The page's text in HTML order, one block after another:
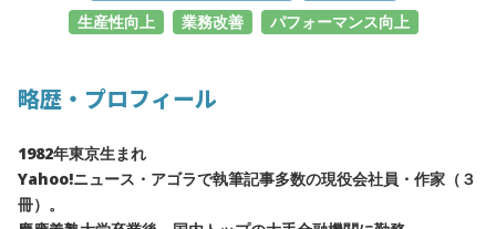
生産性向上
業務改善 パフォーマンス向上
略歴・プロフィール
1982年東京生まれ
Yahoo!ニュース・アゴラで執筆記事多数の現役会社員・作家（３
冊）。